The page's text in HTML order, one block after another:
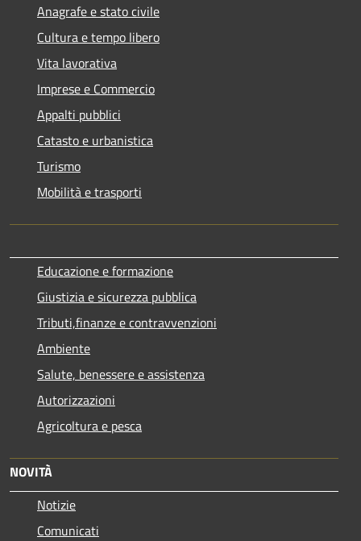
Anagrafe e stato civile
Cultura e tempo libero
Vita lavorativa
Imprese e Commercio
Appalti pubblici
Catasto e urbanistica
Turismo
Mobilità e trasporti
Educazione e formazione
Giustizia e sicurezza pubblica
Tributi,finanze e contravvenzioni
Ambiente
Salute, benessere e assistenza
Autorizzazioni
Agricoltura e pesca
NOVITÀ
Notizie
Comunicati